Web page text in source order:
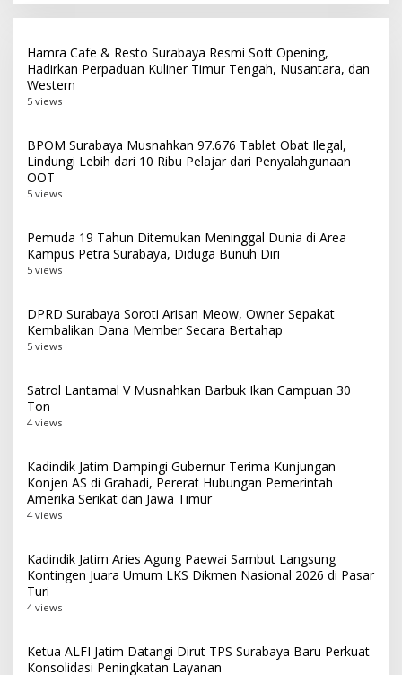
Hamra Cafe & Resto Surabaya Resmi Soft Opening,
Hadirkan Perpaduan Kuliner Timur Tengah, Nusantara, dan
Western
5 views
BPOM Surabaya Musnahkan 97.676 Tablet Obat Ilegal,
Lindungi Lebih dari 10 Ribu Pelajar dari Penyalahgunaan
OOT
5 views
Pemuda 19 Tahun Ditemukan Meninggal Dunia di Area
Kampus Petra Surabaya, Diduga Bunuh Diri
5 views
DPRD Surabaya Soroti Arisan Meow, Owner Sepakat
Kembalikan Dana Member Secara Bertahap
5 views
Satrol Lantamal V Musnahkan Barbuk Ikan Campuan 30
Ton
4 views
Kadindik Jatim Dampingi Gubernur Terima Kunjungan
Konjen AS di Grahadi, Pererat Hubungan Pemerintah
Amerika Serikat dan Jawa Timur
4 views
Kadindik Jatim Aries Agung Paewai Sambut Langsung
Kontingen Juara Umum LKS Dikmen Nasional 2026 di Pasar
Turi
4 views
Ketua ALFI Jatim Datangi Dirut TPS Surabaya Baru Perkuat
Konsolidasi Peningkatan Layanan